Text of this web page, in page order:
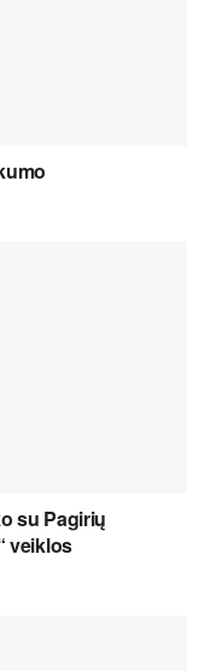
su Pagirių
veiklos